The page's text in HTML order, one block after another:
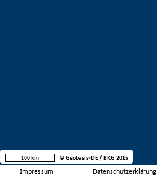
Impressum Datenschutzerklärung
100 km © Geobasis-DE / BKG 2015